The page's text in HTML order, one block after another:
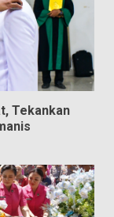
Tekankan